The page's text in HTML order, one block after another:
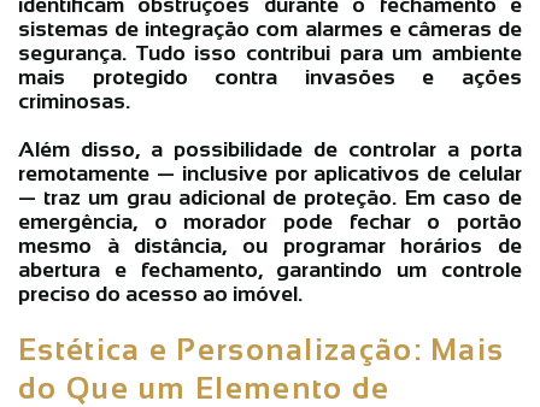
sistemas de integração com alarmes e câmeras de
segurança. Tudo isso contribui para um ambiente
mais protegido contra invasões e ações
criminosas.
Além disso, a possibilidade de controlar a porta
remotamente — inclusive por aplicativos de celular
— traz um grau adicional de proteção. Em caso de
emergência, o morador pode fechar o portão
mesmo à distância, ou programar horários de
abertura e fechamento, garantindo um controle
preciso do acesso ao imóvel.
Estética e Personalização: Mais
do Que um Elemento de